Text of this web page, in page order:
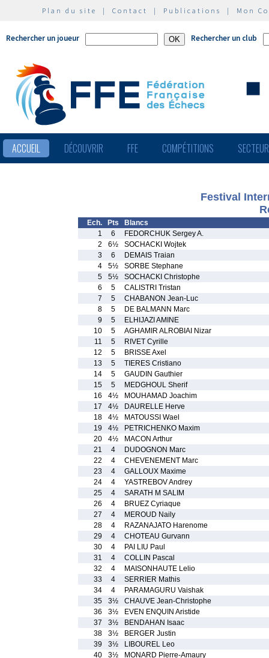
Plan du site | Contact | Publications | Mon
Rechercher un joueur Rechercher un club
ACCUEIL DÉCOUVRIR FFE COMPÉTITIONS
Festival
Ech. Pts
Blancs
1
6
FEDORCHUK Sergey A.
2
6½
SOCHACKI Wojtek
3
6
DEMAIS Traian
4
5½
SORBE Stephane
5
5½
SOCHACKI Christophe
6
5
CALISTRI Tristan
7
5
CHABANON Jean-Luc
8
5
DE BALMANN Marc
9
5
ELHIJAZI AMINE
10
5
AGHAMIR ALROBIAI Nizar
11
5
RIVET Cyrille
12
5
BRISSE Axel
13
5
TIERES Cristiano
14
5
GAUDIN Gauthier
15
5
MEDGHOUL Sherif
16
4½
MOUHAMAD Joachim
17
4½
DAURELLE Herve
18
4½
MATOUSSI Wael
19
4½
PETRICHENKO Maxim
20
4½
MACON Arthur
21
4
DUDOGNON Marc
22
4
CHEVENEMENT Marc
23
4
GALLOUX Maxime
24
4
YASTREBOV Andrey
25
4
SARATH M SALIM
26
4
BRUEZ Cyriaque
27
4
MEROUD Naily
28
4
RAZANAJATO Harenome
29
4
CHOTEAU Gurvann
30
4
PAI LIU Paul
31
4
COLLIN Pascal
32
4
MAISONHAUTE Lelio
33
4
SERRIER Mathis
34
4
PARAMAGURU Vaishak
35
3½
CHAUVE Jean-Christophe
36
3½
EVEN ENQUIN Aristide
37
3½
BENDAHAN Isaac
38
3½
BERGER Justin
39
3½
LIBOUREL Leo
40
3½
MONARD Pierre-Amaury